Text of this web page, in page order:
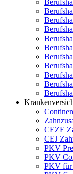
CEZE
CEJ
PKV
PKV
PKV für